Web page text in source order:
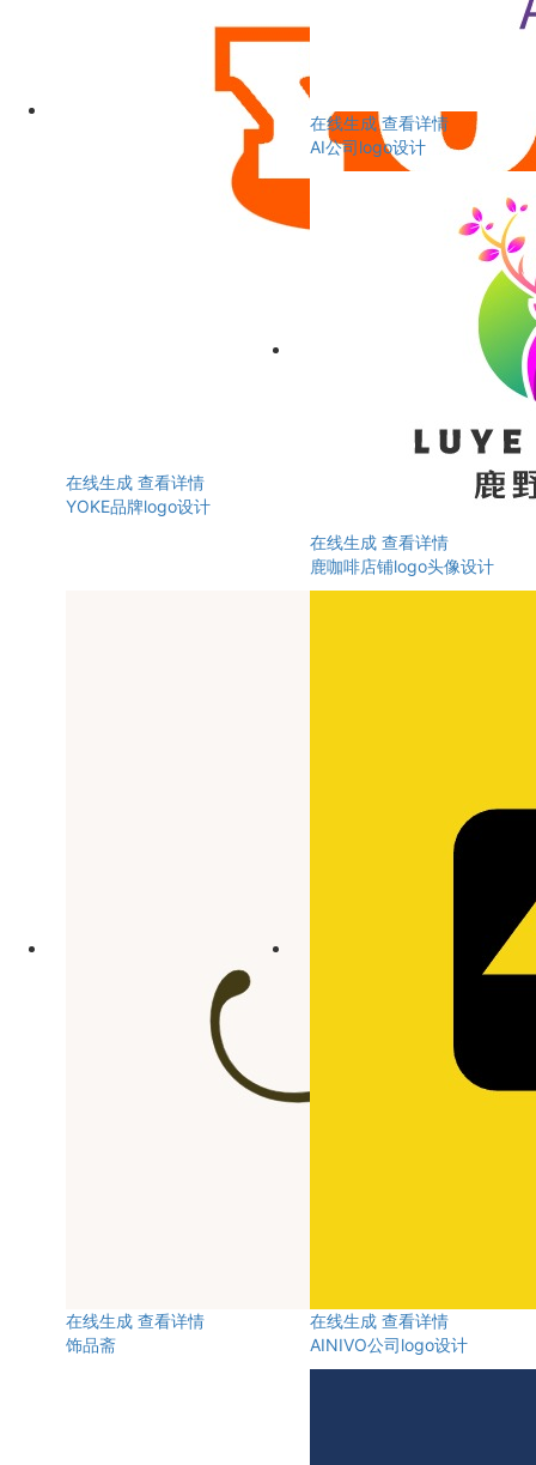
在线生成 查看详情
YOKE品牌logo设计
在线生成 查看详情
AI公司logo设计
在线生成 查看详情
鹿咖啡店铺logo头像设计
在线生成 查看详情
饰品斋
在线生成 查看详情
AINIVO公司logo设计